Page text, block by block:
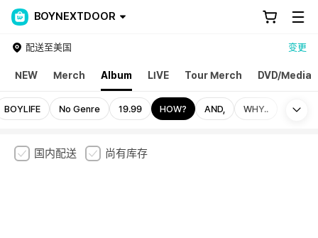
BOYNEXTDOOR
配送至美国 变更
NEW Merch Album LIVE Tour Merch DVD/Media
BOYLIFE No Genre 19.99 HOW? AND, WHY..
国内配送 尚有库存